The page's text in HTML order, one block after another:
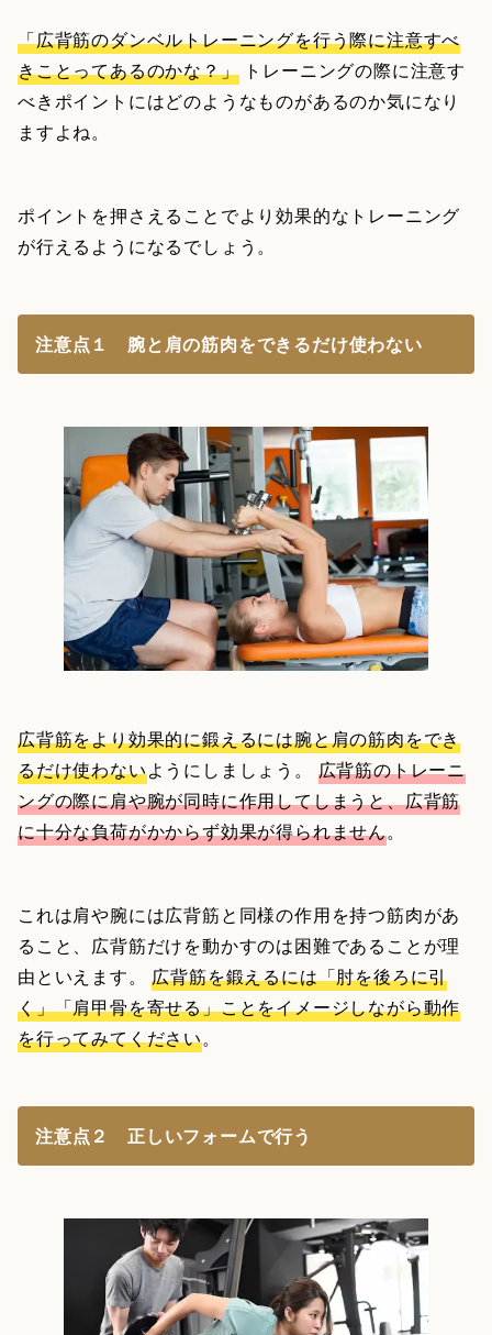
「広背筋のダンベルトレーニングを行う際に注意すべ
きことってあるのかな？」トレーニングの際に注意す
べきポイントにはどのようなものがあるのか気になり
ますよね。
ポイントを押さえることでより効果的なトレーニング
が行えるようになるでしょう。
注意点１ 腕と肩の筋肉をできるだけ使わない
広背筋をより効果的に鍛えるには腕と肩の筋肉をでき
るだけ使わないようにしましょう。 広背筋のトレーニ
ングの際に肩や腕が同時に作用してしまうと、広背筋
に十分な負荷がかからず効果が得られません。
これは肩や腕には広背筋と同様の作用を持つ筋肉があ
ること、広背筋だけを動かすのは困難であることが理
由といえます。広背筋を鍛えるには「肘を後ろに引
く」「肩甲骨を寄せる」ことをイメージしながら動作
を行ってみてください。
注意点２ 正しいフォームで行う